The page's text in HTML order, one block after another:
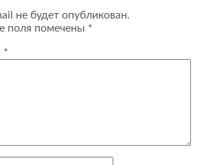
не будет опубликован.
поля помечены *
*